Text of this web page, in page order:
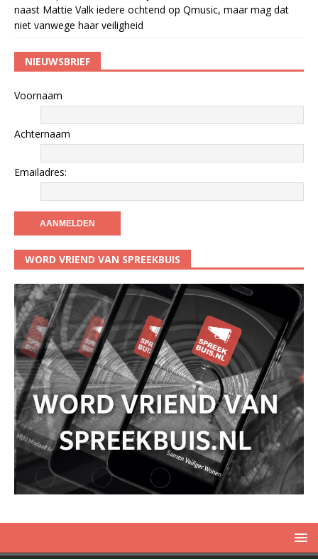
naast Mattie Valk iedere ochtend op Qmusic, maar mag dat
niet vanwege haar veiligheid
NIEUWSBRIEF
Voornaam
Achternaam
Emailadres:
WORD VRIEND VAN SPREEKBUIS